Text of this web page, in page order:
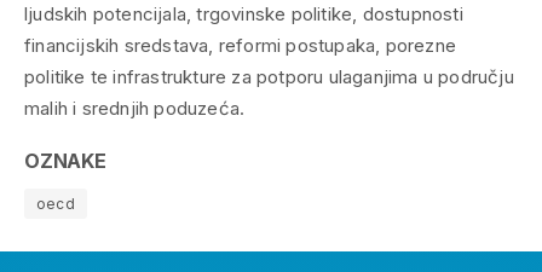
ljudskih potencijala, trgovinske politike, dostupnosti
financijskih sredstava, reformi postupaka, porezne
politike te infrastrukture za potporu ulaganjima u području
malih i srednjih poduzeća.
OZNAKE
oecd